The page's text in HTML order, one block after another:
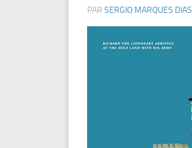
PAR SERGIO MARQUES DIAS